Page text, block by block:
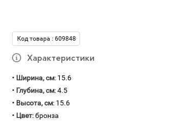
Код товара : 609848
Характеристики
• Ширина, см: 15.6
• Глубина, см: 4.5
• Высота, см: 15.6
• Цвет: бронза